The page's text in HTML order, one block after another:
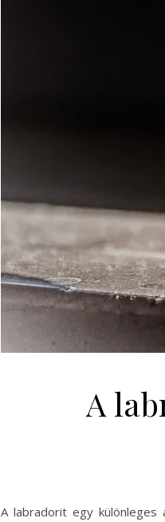
A
A labradorit egy különleges